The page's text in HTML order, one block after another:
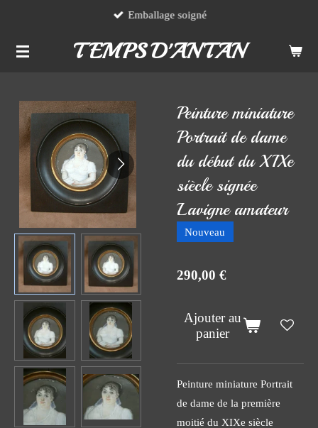
contenu
TEMPS D'ANTAN
Emballage soigné
Peinture miniature
Portrait de dame
du début du XIXe
siècle signée
Lavigne amateur
Nouveau
290,00 €
Ajouter au
panier
Peinture miniature Portrait
de dame de la première
moitié du XIXe siècle